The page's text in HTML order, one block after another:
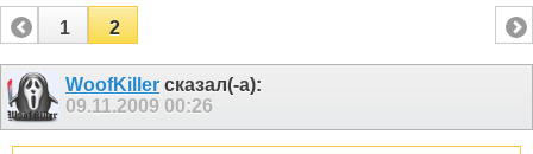
1
2
WoofKiller сказал(-а):
09.11.2009 00:26